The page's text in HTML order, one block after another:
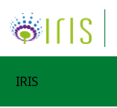
IRIS